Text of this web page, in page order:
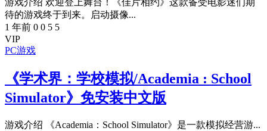
待的游戏终于到来。启动摄像...
1 年前 0 0 5 5
VIP
PC游戏
《学术界：学校模拟/Academia : School
Simulator》免安装中文版
游戏介绍 《Academia：School Simulator》是一款模拟经营游...